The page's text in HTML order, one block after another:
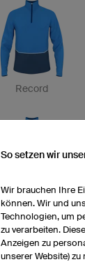
Record
Etape
So setzen wir
Wir brauchen Ihre
können. Wir und
Technologien, um
zu verarbeiten.
Anzeigen zu
unserer Website)